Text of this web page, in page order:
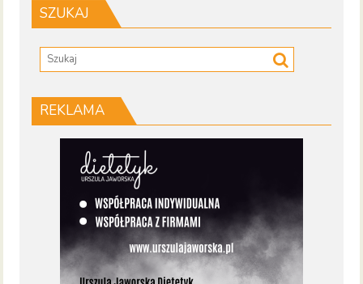
SZUKAJ
REKLAMA